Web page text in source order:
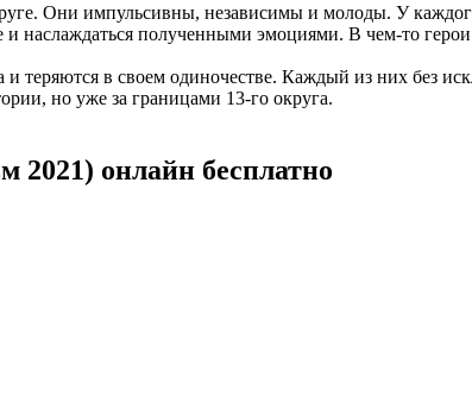
Они импульсивны, независимы и молоды. У
наслаждаться полученными эмоциями. В чем-то
теряются в своем одиночестве. Каждый из них без
но уже за границами 13-го округа.
2021) онлайн бесплатно